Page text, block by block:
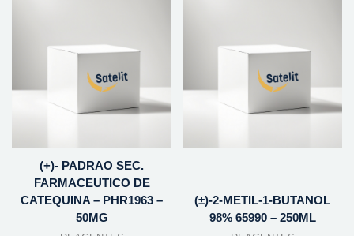
(+)- PADRAO SEC.
FARMACEUTICO DE
CATEQUINA – PHR1963 –
50MG
(±)-2-METIL-1-BUTANOL
98% 65990 – 250ML